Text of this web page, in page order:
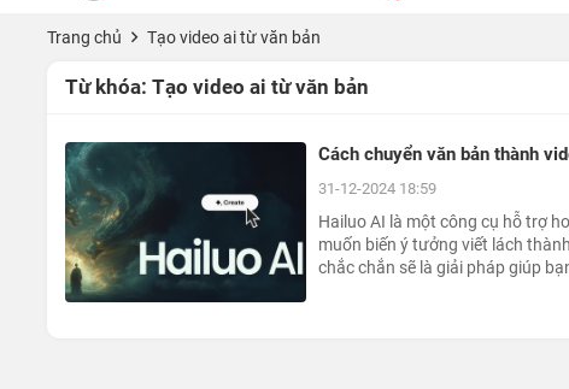
Trang chủ Tạo video ai từ văn bản
Từ khóa: Tạo video ai từ văn bản
Cách chuyển văn bản thành
31-12-2024 18:59
Hailuo AI là một công cụ hỗ trợ
muốn biến ý tưởng viết lách
chắc chắn sẽ là giải pháp giúp